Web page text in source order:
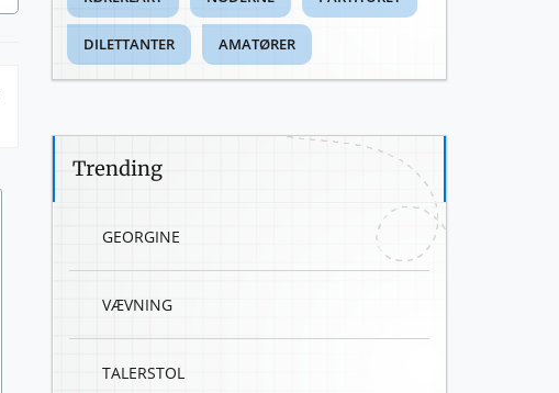
DILETTANTER AMATØRER
Trending
GEORGINE
VÆVNING
TALERSTOL